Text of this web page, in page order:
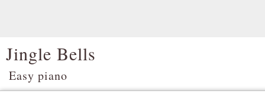
Jingle Bells
Easy piano